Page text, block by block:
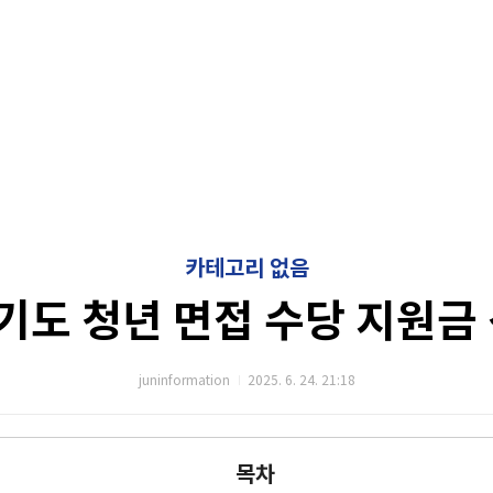
카테고리 없음
도 청년 면접 수당 지원금
juninformation 2025. 6. 24. 21:18
목차